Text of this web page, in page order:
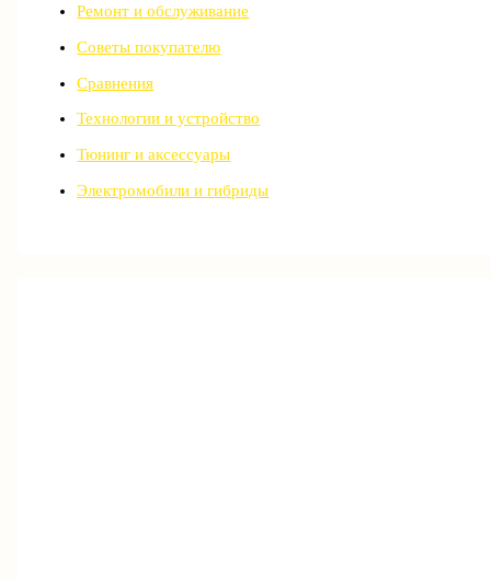
Ремонт и обслуживание
Советы покупателю
Сравнения
Технологии и устройство
Тюнинг и аксессуары
Электромобили и гибриды